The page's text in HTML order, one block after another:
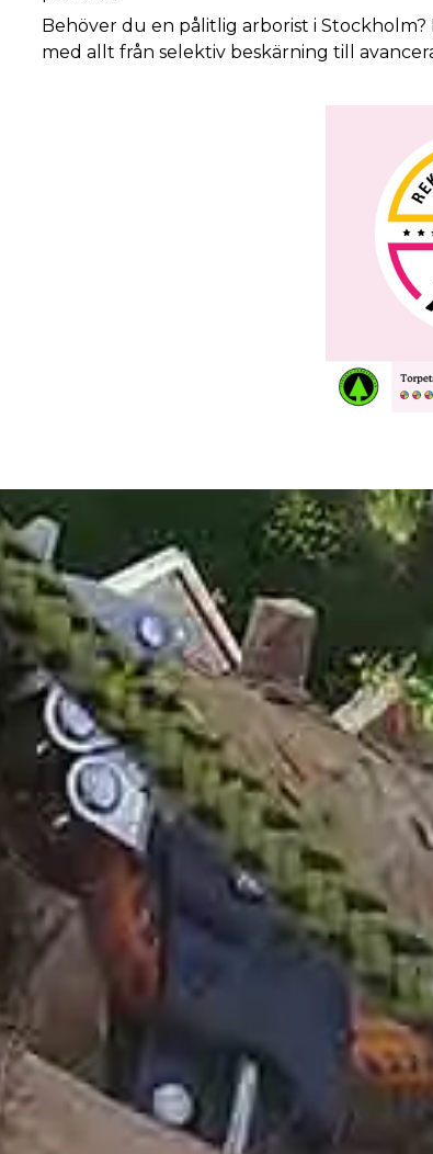
Behöver du en pålitlig arborist i
med allt från selektiv beskärning till